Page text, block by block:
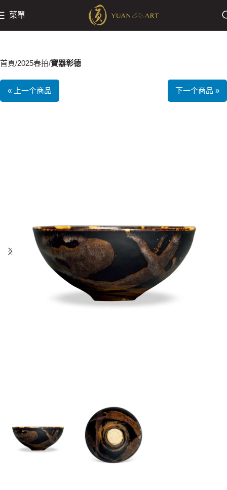
菜單
首頁 2025春拍 寶器彰德
« 上一个商品 下一个商品 »